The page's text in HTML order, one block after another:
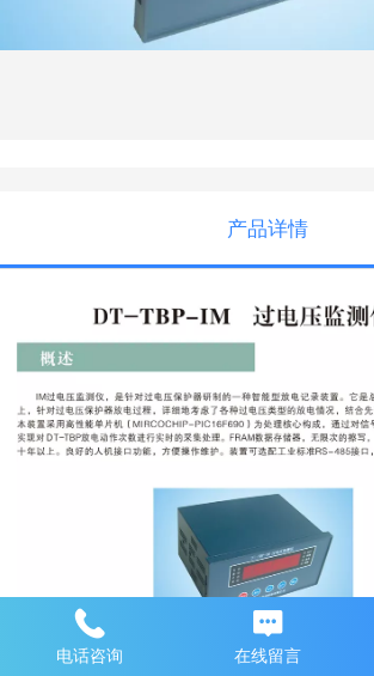
产品详情
电话咨询 在线留言